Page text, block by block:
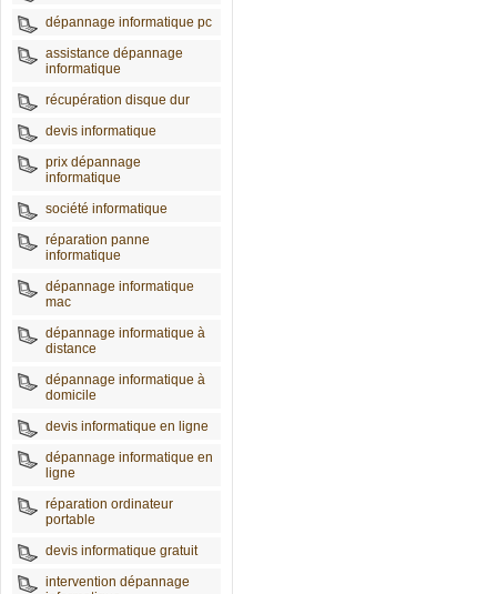
dépannage informatique pc
assistance dépannage
informatique
récupération disque dur
devis informatique
prix dépannage
informatique
société informatique
réparation panne
informatique
dépannage informatique
mac
dépannage informatique à
distance
dépannage informatique à
domicile
devis informatique en ligne
dépannage informatique en
ligne
réparation ordinateur
portable
devis informatique gratuit
intervention dépannage